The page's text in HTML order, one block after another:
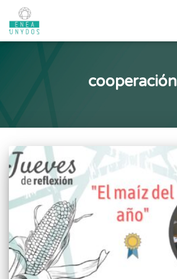
cooperación